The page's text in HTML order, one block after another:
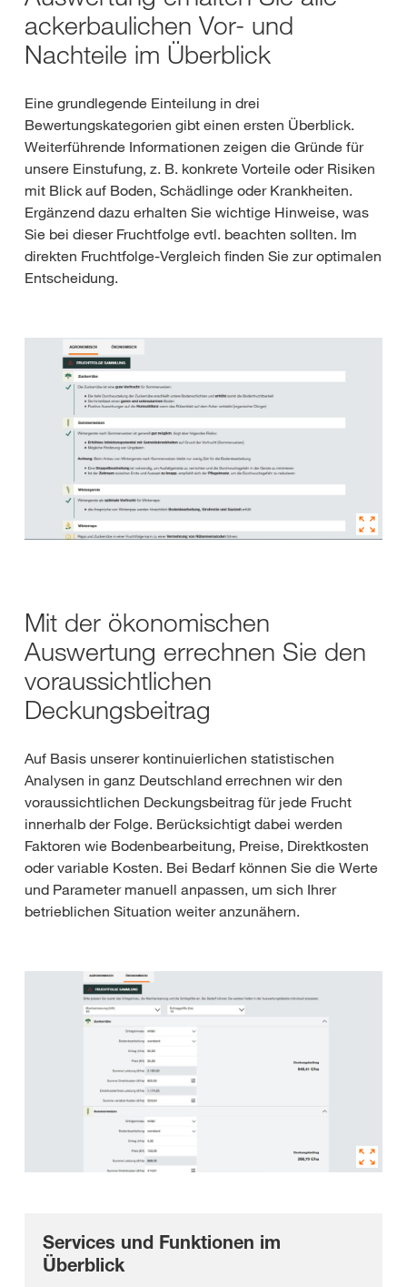
ackerbaulichen Vor- und
Nachteile im Überblick
Eine grundlegende Einteilung in drei
Bewertungskategorien gibt einen ersten Überblick.
Weiterführende Informationen zeigen die Gründe für
unsere Einstufung, z. B. konkrete Vorteile oder Risiken
mit Blick auf Boden, Schädlinge oder Krankheiten.
Ergänzend dazu erhalten Sie wichtige Hinweise, was
Sie bei dieser Fruchtfolge evtl. beachten sollten. Im
direkten Fruchtfolge-Vergleich finden Sie zur optimalen
Entscheidung.
Mit der ökonomischen
Auswertung errechnen Sie den
voraussichtlichen
Deckungsbeitrag
Auf Basis unserer kontinuierlichen statistischen
Analysen in ganz Deutschland errechnen wir den
voraussichtlichen Deckungsbeitrag für jede Frucht
innerhalb der Folge. Berücksichtigt dabei werden
Faktoren wie Bodenbearbeitung, Preise, Direktkosten
oder variable Kosten. Bei Bedarf können Sie die Werte
und Parameter manuell anpassen, um sich Ihrer
betrieblichen Situation weiter anzunähern.
Services und Funktionen im
Überblick